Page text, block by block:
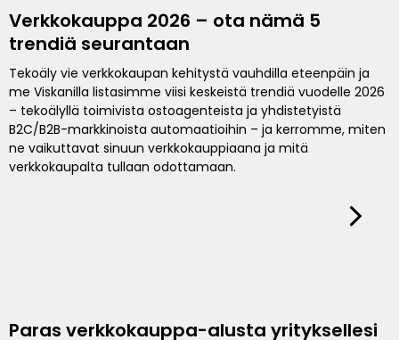
Verkkokauppa 2026 – ota nämä 5
trendiä seurantaan
Tekoäly vie verkkokaupan kehitystä vauhdilla eteenpäin ja
me Viskanilla listasimme viisi keskeistä trendiä vuodelle 2026
– tekoälyllä toimivista ostoagenteista ja yhdistetyistä
B2C/B2B-markkinoista automaatioihin – ja kerromme, miten
ne vaikuttavat sinuun verkkokauppiaana ja mitä
verkkokaupalta tullaan odottamaan.
Paras verkkokauppa-alusta yrityksellesi